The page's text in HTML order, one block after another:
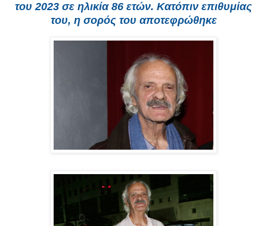
του 2023 σε ηλικία 86 ετών. Κατόπιν επιθυμίας
του, η σορός του αποτεφρώθηκε